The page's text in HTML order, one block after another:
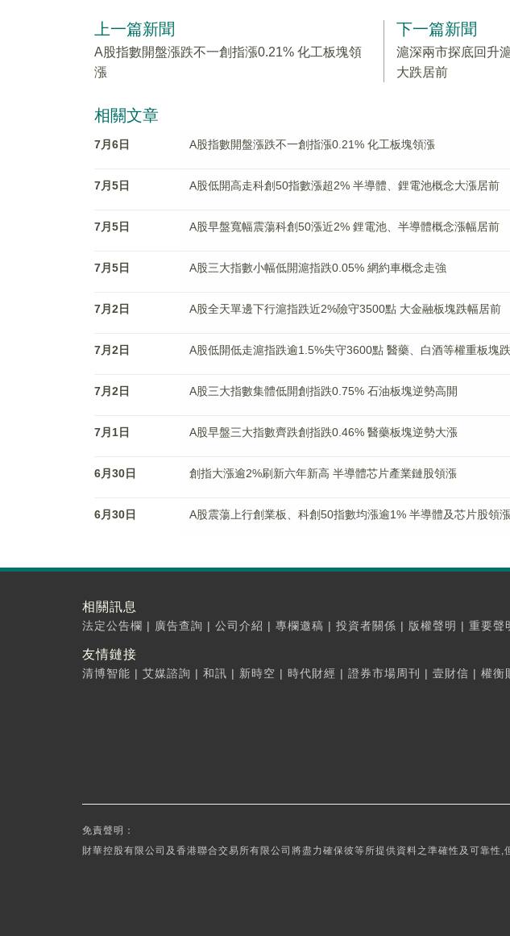
上一篇新聞
A股指數開盤漲跌不一創指漲0.21% 化工板塊領
漲
下一篇新聞
滬深兩市探底回升
大跌居前
相關文章
7月6日 A股指數開盤漲跌不一創指漲0.21% 化工板塊領漲
7月5日 A股低開高走科創50指數漲超2% 半導體、鋰電池概念大漲居前
7月5日 A股早盤寬幅震蕩科創50漲近2% 鋰電池、半導體概念漲幅居前
7月5日 A股三大指數小幅低開滬指跌0.05% 網約車概念走強
7月2日 A股全天單邊下行滬指跌近2%險守3500點 大金融板塊跌幅居前
7月2日 A股低開低走滬指跌逾1.5%失守3600點 醫藥、白酒等權重板塊
7月2日 A股三大指數集體低開創指跌0.75% 石油板塊逆勢高開
7月1日 A股早盤三大指數齊跌創指跌0.46% 醫藥板塊逆勢大漲
6月30日 創指大漲逾2%刷新六年新高 半導體芯片產業鏈股領漲
6月30日 A股震蕩上行創業板、科創50指數均漲逾1% 半導體及芯片股領漲
相關訊息
法定公告欄 | 廣告查詢 | 公司介紹 | 專欄邀稿 | 投資者關係 | 版權聲明 | 重要聲
友情鏈接
清博智能 | 艾媒諮詢 | 和訊 | 新時空 | 時代財經 | 證券市場周刊 | 壹財信 | 權衡
免責聲明：
財華控股有限公司及香港聯合交易所有限公司將盡力確保彼等所提供資料之準確性及可靠性